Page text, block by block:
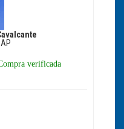
verificada